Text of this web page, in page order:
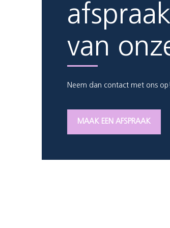
van
Neem dan contact met ons op!
MAAK EEN AFSPRAAK